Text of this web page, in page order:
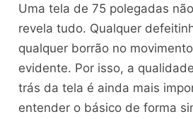
Uma tela de 75 polegadas
revela tudo. Qualquer
qualquer borrão no
evidente. Por isso, a
trás da tela é ainda mais
entender o básico de forma